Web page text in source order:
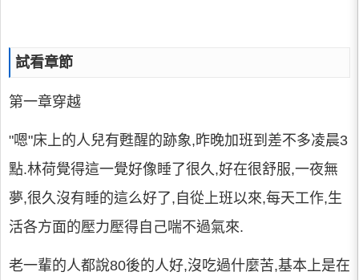
試看章節
第一章穿越
"嗯"床上的人兒有甦醒的跡象,昨晚加班到差不多凌晨3
點.林荷覺得這一覺好像睡了很久,好在很舒服,一夜無
夢,很久沒有睡的這么好了,自從上班以來,每天工作,生
活各方面的壓力壓得自己喘不過氣來.
老一輩的人都說80後的人好,沒吃過什麼苦,基本上是在